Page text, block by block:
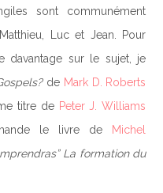
sont communément
Luc et Jean. Pour
davantage sur le sujet, je
de Mark D. Roberts
titre de Peter J. Williams
le livre de
Michel
La formation du